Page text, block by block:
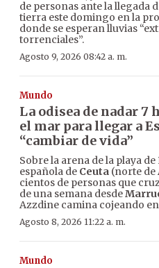
de personas ante la llegada
tierra este domingo en la
donde se esperan lluvias
torrenciales”.
Agosto 9, 2026 08:42 a. m.
Mundo
La odisea de nadar 7
el mar para llegar a
“cambiar de vida”
Sobre la arena de la playa
española de Ceuta (norte de
cientos de personas que
de una semana desde
Azzdine camina cojeando
Agosto 8, 2026 11:22 a. m.
Mundo